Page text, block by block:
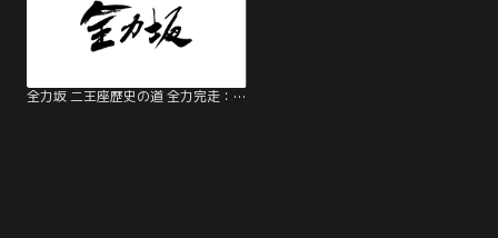
全力坂 二王座歴史の道 全力完走：ギャル大臣